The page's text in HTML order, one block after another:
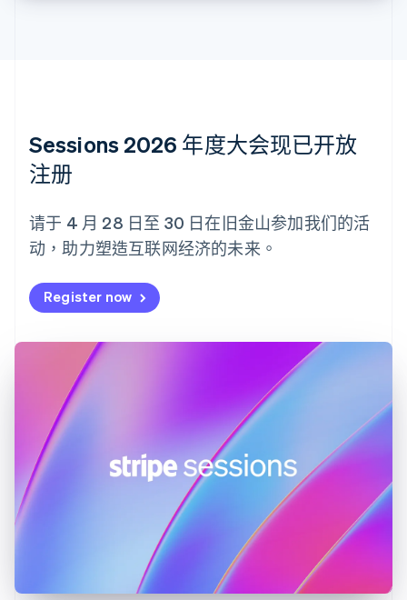
Sessions 2026 年度大会现已开放
注册
请于 4 月 28 日至 30 日在旧金山参加我们的活
动，助力塑造互联网经济的未来。
Register now
法国
FrançaisEnglish
芬兰
荷兰
NederlandsEnglish
加拿大
捷克
English
EnglishItaliano
拉脱维亚
English
立陶宛
English
列支敦士登
Deutsch
English
English简体中文